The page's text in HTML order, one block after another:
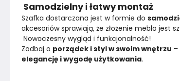
Samodzielny i łatwy montaż
Szafka dostarczana jest w formie do
akcesoriów sprawiają, że złożenie mebla jest
Nowoczesny wygląd i funkcjonalność!
Zadbaj o porządek i styl w swoim wnętrzu –
elegancję i wygodę użytkowania.